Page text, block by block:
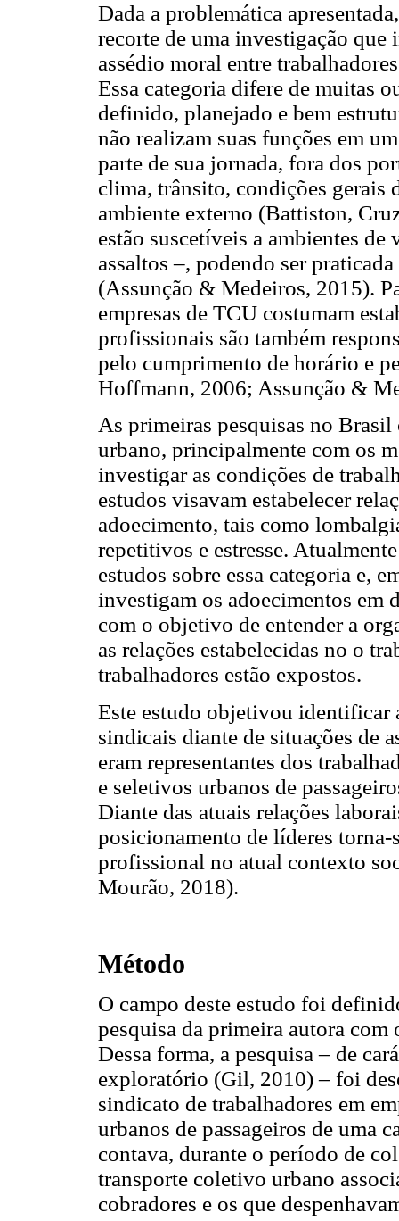
Dada a problemática
recorte de uma investigação
assédio moral entre
Essa categoria difere de muitas
definido, planejado e bem
não realizam suas funções em
parte de sua jornada, fora dos
clima, trânsito, condições gerais
ambiente externo (Battiston,
estão suscetíveis a ambientes
assaltos –, podendo ser
(Assunção & Medeiros, 2015).
empresas de TCU costumam
profissionais são também
pelo cumprimento de horário e
Hoffmann, 2006; Assunção &
As primeiras pesquisas no
urbano, principalmente com os
investigar as condições de
estudos visavam estabelecer
adoecimento, tais como
repetitivos e estresse.
estudos sobre essa categoria e,
investigam os adoecimentos em
com o objetivo de entender a
as relações estabelecidas no o
trabalhadores estão expostos.
Este estudo objetivou identificar
sindicais diante de situações de
eram representantes dos
e seletivos urbanos de
Diante das atuais relações
posicionamento de líderes torna-
profissional no atual contexto
Mourão, 2018).
Método
O campo deste estudo foi
pesquisa da primeira autora
Dessa forma, a pesquisa – de
exploratório (Gil, 2010) – foi
sindicato de trabalhadores em
urbanos de passageiros de uma
contava, durante o período de
transporte coletivo urbano
cobradores e os que